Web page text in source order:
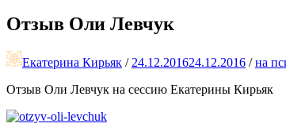
Отзыв Оли Левчук
Екатерина Кирьяк / 24.12.201624.12.2016 / на
Отзыв Оли Левчук на сессию Екатерины Кирьяк